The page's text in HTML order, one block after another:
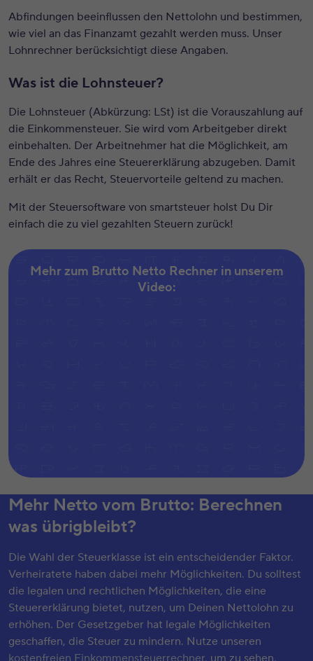
Abfindungen beeinflussen den Nettolohn und bestimmen,
wie viel an das Finanzamt gezahlt werden muss. Unser
Lohnrechner berücksichtigt diese Angaben.
Was ist die Lohnsteuer?
Die Lohnsteuer (Abkürzung: LSt) ist die Vorauszahlung auf
die Einkommensteuer. Sie wird vom Arbeitgeber direkt
einbehalten. Der Arbeitnehmer hat die Möglichkeit, am
Ende des Jahres eine Steuererklärung abzugeben. Damit
erhält er das Recht, Steuervorteile geltend zu machen.
Mit der Steuersoftware von smartsteuer holst Du Dir
einfach die zu viel gezahlten Steuern zurück!
Mehr zum Brutto Netto Rechner in unserem
Video:
Bitte akzeptiere
zu sehen.
Mehr Netto vom Brutto: Berechnen
was übrigbleibt?
Die Wahl der Steuerklasse ist ein entscheidender Faktor.
Verheiratete haben dabei mehr Möglichkeiten. Du solltest
die legalen und rechtlichen Möglichkeiten, die eine
Steuererklärung bietet, nutzen, um Deinen Nettolohn zu
erhöhen. Der Gesetzgeber hat legale Möglichkeiten
geschaffen, die Steuer zu mindern. Nutze unseren
kostenfreien Einkommensteuerrechner, um zu sehen,